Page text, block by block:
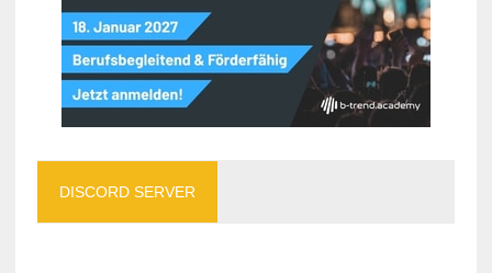
DISCORD SERVER